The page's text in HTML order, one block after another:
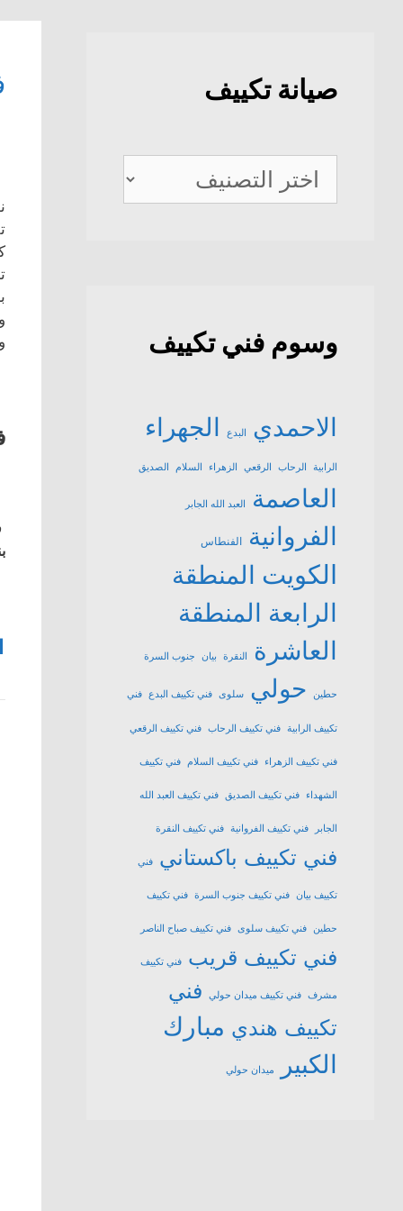
صيانة تكييف
صيانة
تكييف
وسوم فني تكييف
الاحمدي البدع الجهراء
الرابية الرحاب الرقعي الزهراء السلام الصديق
العاصمة العبد الله الجابر
الفروانية الفنطاس
الكويت المنطقة
الرابعة المنطقة
العاشرة
النقرة بيان جنوب السرة
حطين حولي سلوى فني تكييف البدع فني
تكييف الرابية فني تكييف الرحاب فني تكييف الرقعي
فني تكييف الزهراء فني تكييف السلام فني تكييف
الشهداء فني تكييف الصديق فني تكييف العبد الله
الجابر فني تكييف الفروانية فني تكييف النقرة
فني تكييف باكستاني فني
تكييف بيان فني تكييف جنوب السرة فني تكييف
حطين فني تكييف سلوى فني تكييف صباح الناصر
فني تكييف قريب فني تكييف
مشرف فني تكييف ميدان حولي
فني
تكييف هندي مبارك
الكبير
ميدان حولي